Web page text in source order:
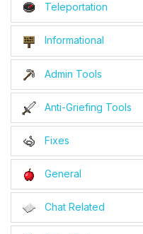
Teleportation
Informational
Admin Tools
Anti-Griefing Tools
Fixes
General
Chat Related